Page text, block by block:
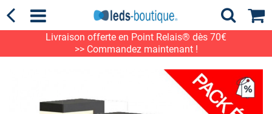
Livraison offerte en Point Relais® dès 70€
>> Commandez maintenant !